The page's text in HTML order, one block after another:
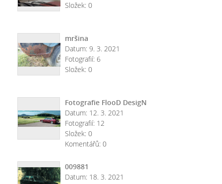
Složek: 0
mršina
Datum: 9. 3. 2021
Fotografií: 6
Složek: 0
Fotografie FlooD DesigN
Datum: 12. 3. 2021
Fotografií: 12
Složek: 0
Komentářů: 0
009881
Datum: 18. 3. 2021